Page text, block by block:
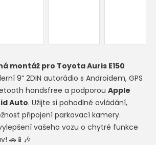
montáž pro Toyota Auris E150
9” 2DIN autorádio s Androidem, GPS
handsfree a podporou Apple
Auto. Užijte si pohodlné ovládání,
připojení parkovací kamery.
vašeho vozu o chytré funkce
🚗📱🎶